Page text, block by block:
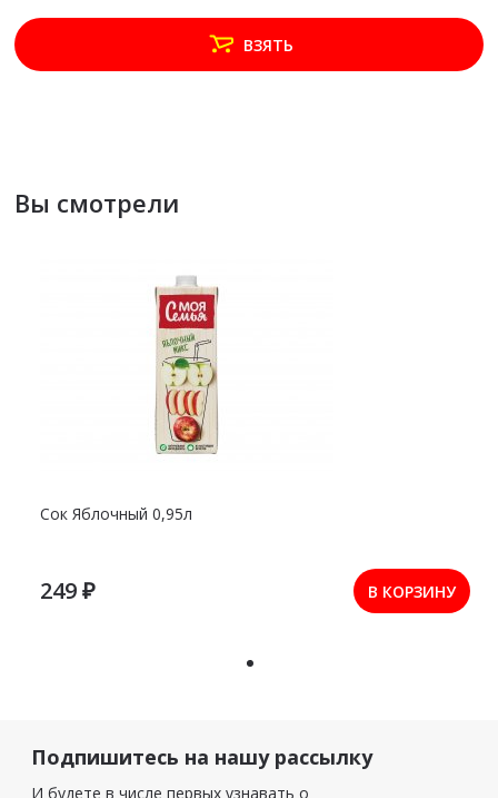
ВЗЯТЬ
Вы смотрели
Сок Яблочный 0,95л
249 ₽ В КОРЗИНУ
Подпишитесь на нашу рассылку
И будете в числе первых узнавать о